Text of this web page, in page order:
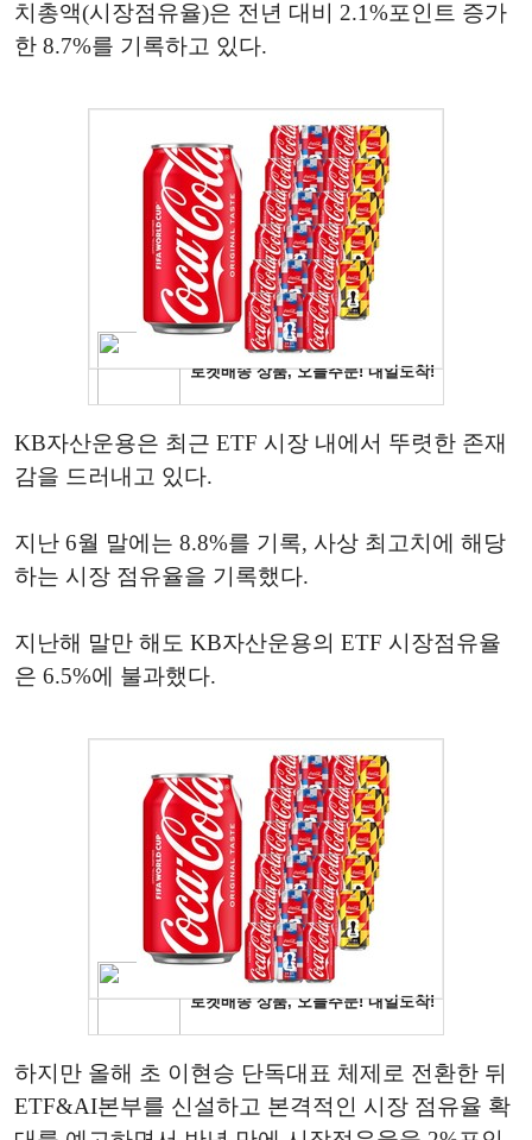
치총액(시장점유율)은 전년 대비 2.1%포인트 증가
한 8.7%를 기록하고 있다.
KB자산운용은 최근 ETF 시장 내에서 뚜렷한 존재
감을 드러내고 있다.
지난 6월 말에는 8.8%를 기록, 사상 최고치에 해당
하는 시장 점유율을 기록했다.
지난해 말만 해도 KB자산운용의 ETF 시장점유율
은 6.5%에 불과했다.
하지만 올해 초 이현승 단독대표 체제로 전환한 뒤
ETF&AI본부를 신설하고 본격적인 시장 점유율 확